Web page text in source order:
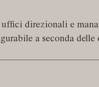
direzionali e
a seconda delle